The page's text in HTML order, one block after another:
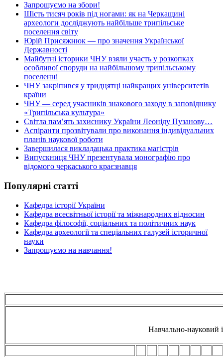
Запрошуємо на збори!
Шість тисяч років під ногами: як на Черкащині
археологи досліджують найбільше трипільське
поселення світу
Юрій Присяжнюк — про значення Української
Державності
Майбутні історики ЧНУ взяли участь у розкопках
особливої споруди на найбільшому трипільському
поселенні
ЧНУ закріпився у тридцятці найкращих університетів
країни
ЧНУ — серед учасників знакового заходу в заповіднику
«Трипільська культура»
Світла пам’ять захиснику України Леоніду Пузанову…
Аспіранти прозвітували про виконання індивідуальних
планів наукової роботи
Завершилася викладацька практика магістрів
Випускниця ЧНУ презентувала монографію про
відомого черкаського краєзнавця
Популярні статті
Кафедра історії України
Кафедра всесвітньої історії та міжнародних відносин
Кафедра філософії, соціальних та політичних наук
Кафедра археології та спеціальних галузей історичної
науки
Запрошуємо на навчання!
Навчально-науковий